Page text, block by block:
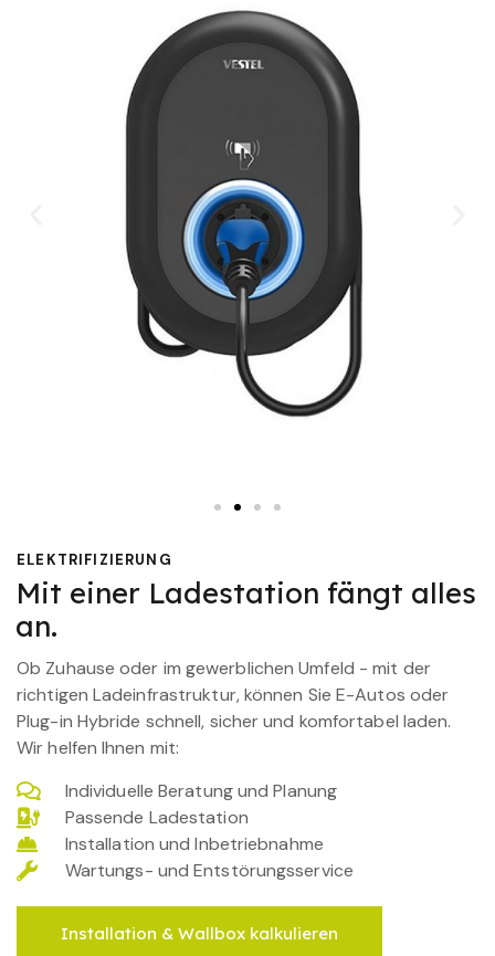
ELEKTRIFIZIERUNG
Mit einer Ladestation fängt alles
an.
Ob Zuhause oder im gewerblichen Umfeld - mit der
richtigen Ladeinfrastruktur, können Sie E-Autos oder
Plug-in Hybride schnell, sicher und komfortabel laden.
Wir helfen Ihnen mit:
Individuelle Beratung und Planung
Passende Ladestation
Installation und Inbetriebnahme
Wartungs- und Entstörungsservice
Installation & Wallbox kalkulieren